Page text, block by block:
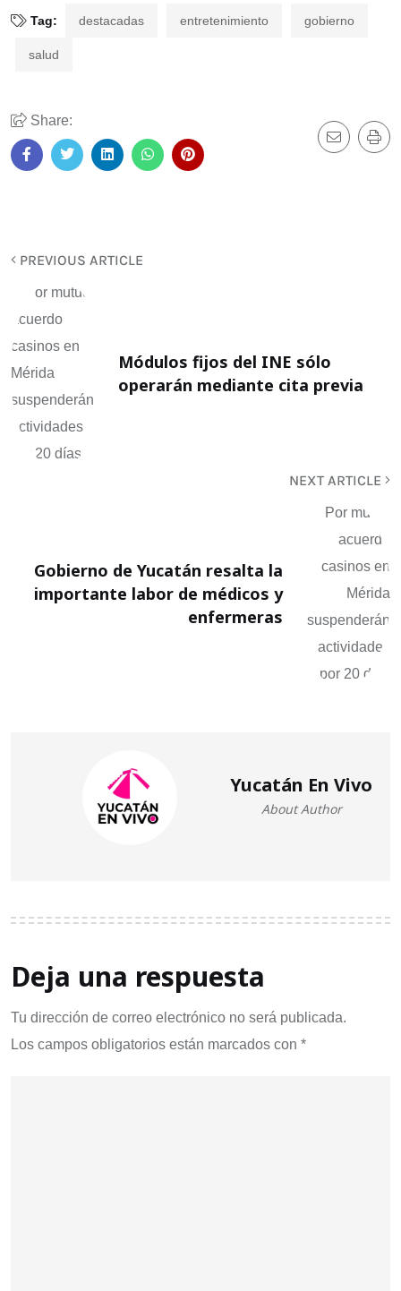
Tag: destacadas entretenimiento gobierno
salud
Share:
PREVIOUS ARTICLE
Módulos fijos del INE sólo
operarán mediante cita previa
NEXT ARTICLE
Gobierno de Yucatán resalta la
importante labor de médicos y
enfermeras
Yucatán En Vivo
About Author
Deja una respuesta
Tu dirección de correo electrónico no será publicada.
Los campos obligatorios están marcados con *